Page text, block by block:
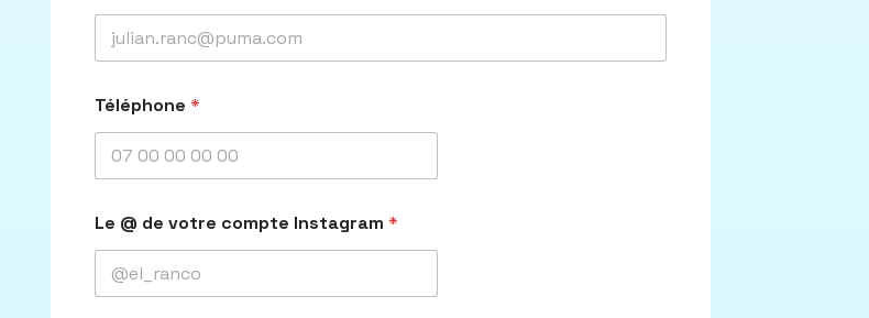
Téléphone *
Le @ de votre compte Instagram *